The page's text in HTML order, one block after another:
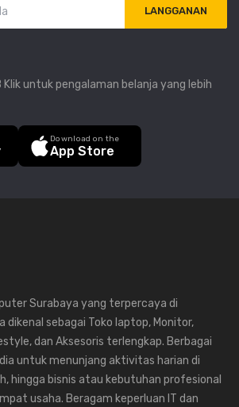
LANGGANAN
Klik untuk pengalaman belanja yang lebih
Download on the
App Store
Surabaya yang terpercaya di
dikenal sebagai Toko laptop, Monitor,
dan Aksesoris terlengkap. Berbagai
untuk menunjang aktivitas harian di
hingga bisnis atau kebutuhan profesional
usaha. Beragam keperluan IT dan